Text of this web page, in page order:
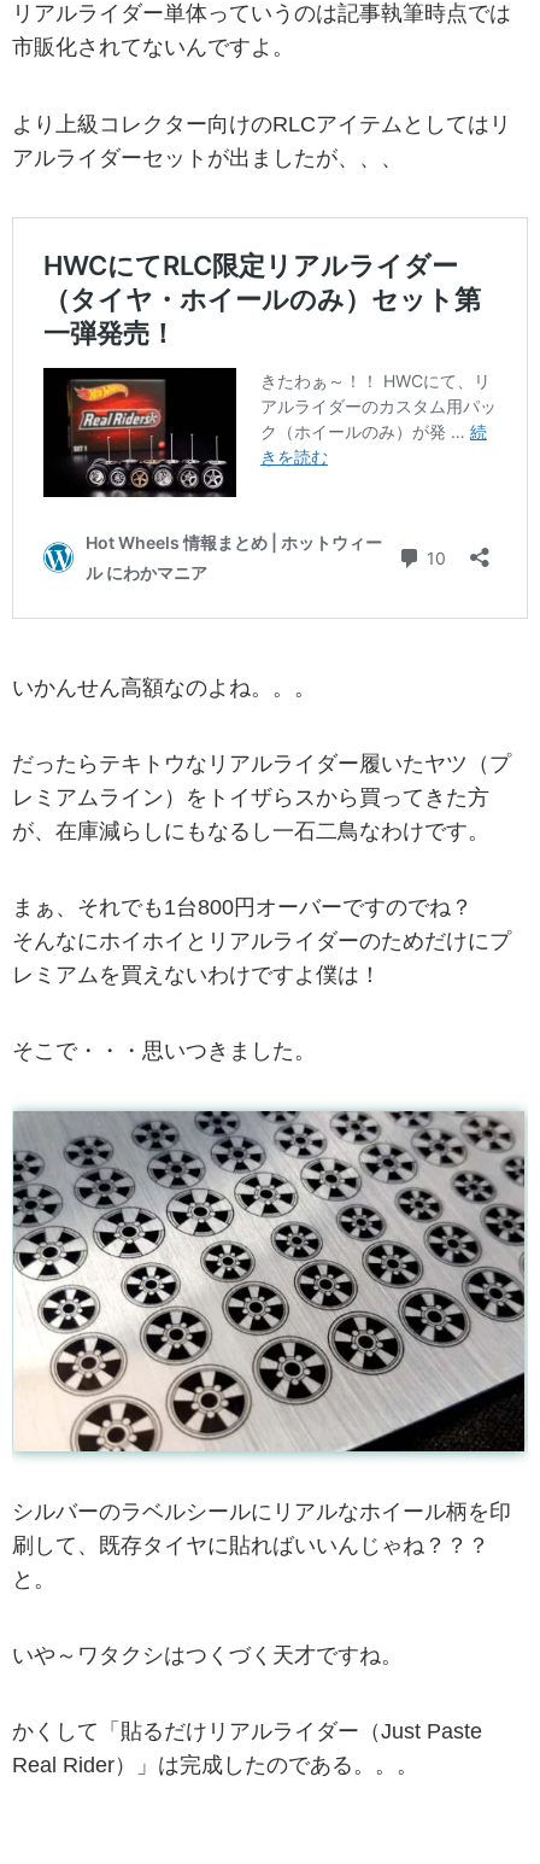
リアルライダー単体っていうのは記事執筆時点では
市販化されてないんですよ。
より上級コレクター向けのRLCアイテムとしてはリ
アルライダーセットが出ましたが、、、
いかんせん高額なのよね。。。
だったらテキトウなリアルライダー履いたヤツ（プ
レミアムライン）をトイザらスから買ってきた方
が、在庫減らしにもなるし一石二鳥なわけです。
まぁ、それでも1台800円オーバーですのでね？
そんなにホイホイとリアルライダーのためだけにプ
レミアムを買えないわけですよ僕は！
そこで・・・思いつきました。
シルバーのラベルシールにリアルなホイール柄を印
刷して、既存タイヤに貼ればいいんじゃね？？？
と。
いや～ワタクシはつくづく天才ですね。
かくして「貼るだけリアルライダー（Just Paste
Real Rider）」は完成したのである。。。